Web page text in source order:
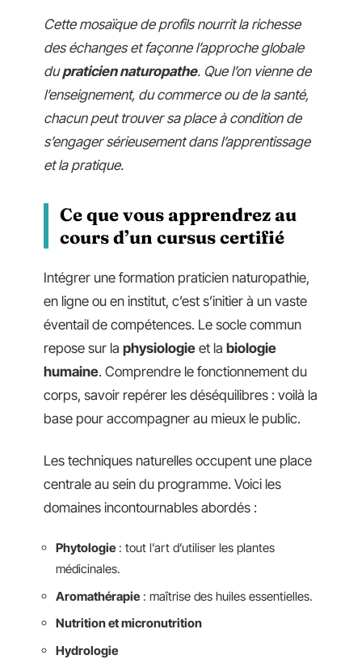
Cette mosaïque de profils nourrit la richesse
des échanges et façonne l’approche globale
dupraticien naturopathe. Que l’on vienne de
l’enseignement, du commerce ou de la santé,
chacun peut trouver sa place à condition de
s’engager sérieusement dans l’apprentissage
et la pratique.
Ce que vous apprendrez au
cours d’un cursus certifié
Intégrer une formation praticien naturopathie,
en ligne ou en institut, c’est s’initier à un vaste
éventail de compétences. Le socle commun
repose sur la physiologie et la biologie
humaine. Comprendre le fonctionnement du
corps, savoir repérer les déséquilibres : voilà la
base pour accompagner au mieux le public.
Les techniques naturelles occupent une place
centrale au sein du programme. Voici les
domaines incontournables abordés :
Phytologie : tout l’art d’utiliser les plantes
médicinales.
Aromathérapie : maîtrise des huiles essentielles.
Nutrition et micronutrition
Hydrologie